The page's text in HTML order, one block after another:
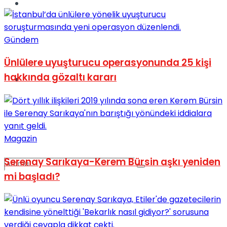
Podcast
Gündem
Ünlülere uyuşturucu operasyonunda 25 kişi
hakkında gözaltı kararı
Magazin
Serenay Sarıkaya-Kerem Bürsin aşkı yeniden
mi başladı?